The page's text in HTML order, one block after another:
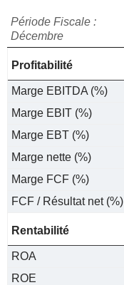
Période Fiscale :
Décembre
Profitabilité
Marge EBITDA (%)
Marge EBIT (%)
Marge EBT (%)
Marge nette (%)
Marge FCF (%)
FCF / Résultat net (%)
Rentabilité
ROA
ROE